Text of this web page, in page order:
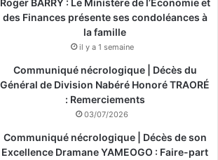
Roger BARRY : Le Ministère de l’Économie et
des Finances présente ses condoléances à
la famille
il y a 1 semaine
Communiqué nécrologique | Décès du
Général de Division Nabéré Honoré TRAORÉ
: Remerciements
03/07/2026
Communiqué nécrologique | Décès de son
Excellence Dramane YAMEOGO : Faire-part